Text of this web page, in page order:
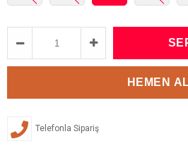
Telefonla Sipariş